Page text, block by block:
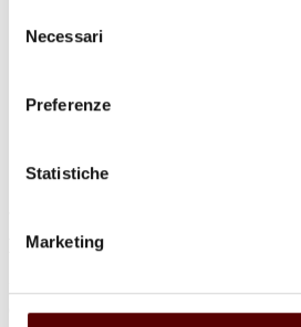
delNecessari
Preferenze
Statistiche
Marketing
Condividi
Lascia un commento
Il tuo indirizzo email non sarà pubblicato.
contrassegnati*